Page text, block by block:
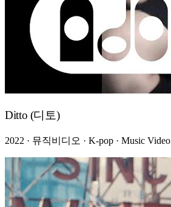
Ditto (디토)
2022 · 뮤직비디오 · K-pop · Music Video